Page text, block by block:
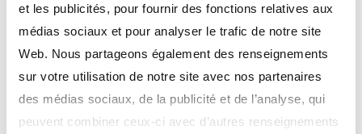
et les publicités, pour fournir des fonctions relatives aux
médias sociaux et pour analyser le trafic de notre site
Web. Nous partageons également des renseignements
sur votre utilisation de notre site avec nos partenaires
des médias sociaux, de la publicité et de l’analyse, qui
peuvent combiner ceux-ci avec d’autres renseignements
FNB Indice total des
obligations à court
terme du Canada à
rendement amélioré
CI
CAGS 0,1035 $